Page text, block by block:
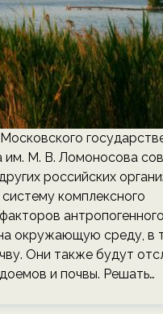
им. М. В. Ломоносова
российских
комплексного
антропогенного
окружающую среду, в
Они также будут
и почвы. Решать…